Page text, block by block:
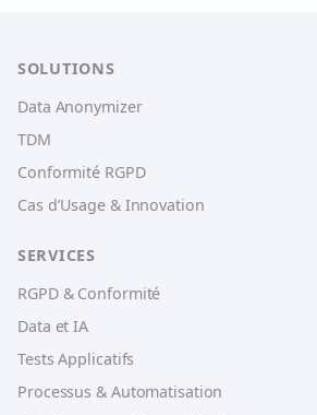
SOLUTIONS
Data Anonymizer
TDM
Conformité RGPD
Cas d’Usage & Innovation
SERVICES
RGPD & Conformité
Data et IA
Tests Applicatifs
Processus & Automatisation